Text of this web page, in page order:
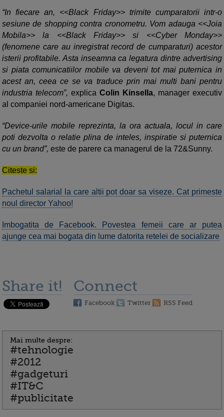
“In fiecare an, <<Black Friday>> trimite cumparatorii intr-o
sesiune de shopping contra cronometru. Vom adauga <<Joia
Mobila>> la <<Black Friday>> si <<Cyber Monday>>
(fenomene care au inregistrat record de cumparaturi) acestor
isterii profitabile. Asta inseamna ca legatura dintre advertising
si piata comunicatiilor mobile va deveni tot mai puternica in
acest an, ceea ce se va traduce prin mai multi bani pentru
industria telecom”, explica Colin Kinsella, manager executiv
al companiei nord-americane Digitas.
“Device-urile mobile reprezinta, la ora actuala, locul in care
poti dezvolta o relatie plina de inteles, inspiratie si puternica
cu un brand”, este de parere ca managerul de la 72&Sunny.
Citeste si:
Pachetul salarial la care altii pot doar sa viseze. Cat primeste
noul director Yahoo!
Imbogatita de Facebook. Povestea femeii care ar putea
ajunge cea mai bogata din lume datorita retelei de socializare
Share it! Connect
Facebook Twitter RSS Feed
Mai multe despre:
#tehnologie
#2012
#gadgeturi
#IT&C
#publicitate